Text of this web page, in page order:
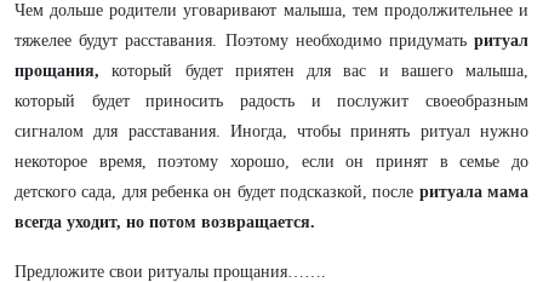
Чем дольше родители уговаривают малыша, тем продолжительнее и
тяжелее будут расставания. Поэтому необходимо придумать ритуал
прощания, который будет приятен для вас и вашего малыша,
который будет приносить радость и послужит своеобразным
сигналом для расставания. Иногда, чтобы принять ритуал нужно
некоторое время, поэтому хорошо, если он принят в семье до
детского сада, для ребенка он будет подсказкой, после ритуала мама
всегда уходит, но потом возвращается.
Предложите свои ритуалы прощания…….